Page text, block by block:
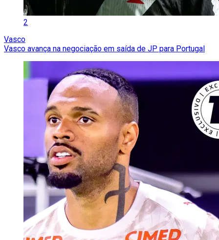
2
Vasco
Vasco avança na negociação em saída de JP para Portugal